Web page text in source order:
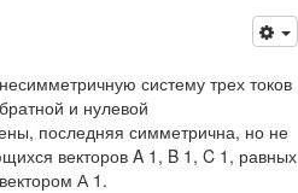
систему трех токов
и нулевой
последняя симметрична, но не
векторов A 1, B 1, C 1, равных
А 1.